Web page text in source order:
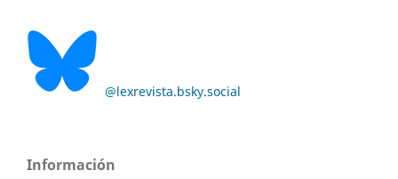
@lexrevista.bsky.social
Información